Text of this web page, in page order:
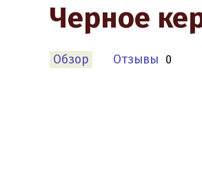
Черное
Обзор Отзывы 0